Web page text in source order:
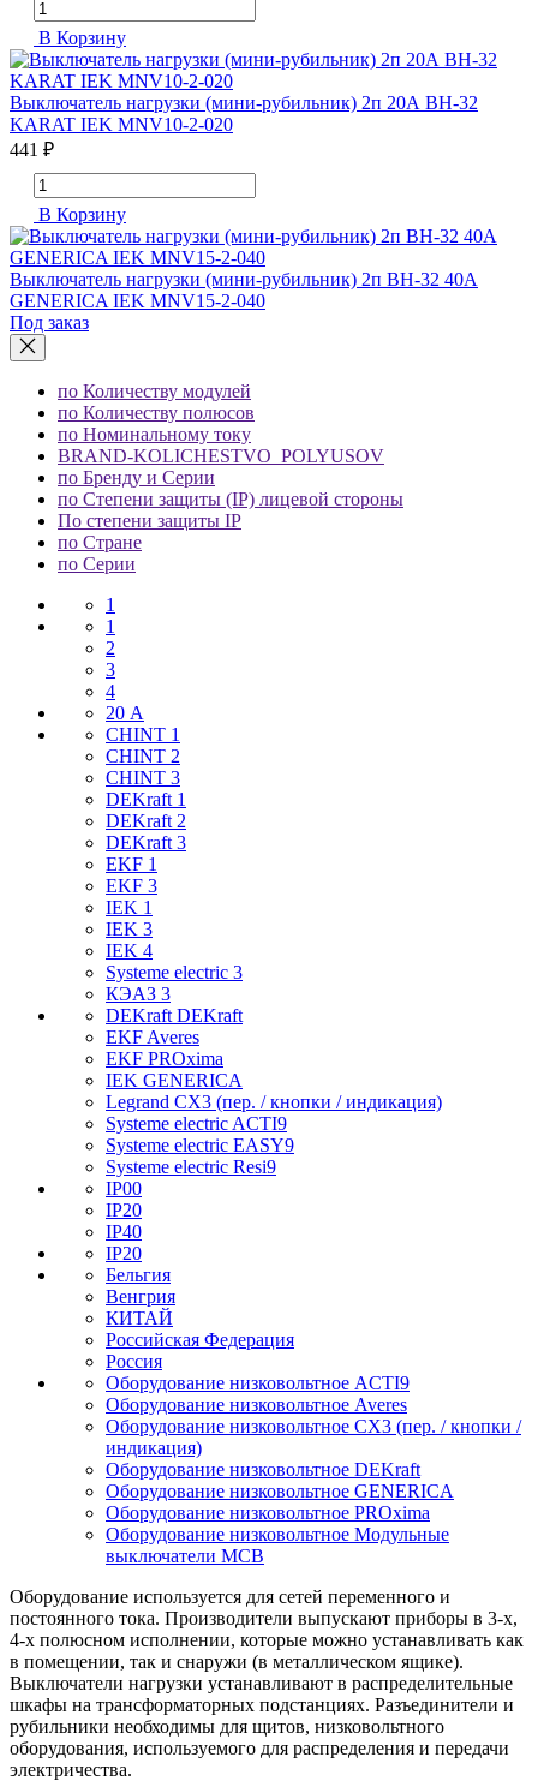
В Корзину
Выключатель нагрузки (мини-рубильник) 2п 20А ВН-32
KARAT IEK MNV10-2-020
441 ₽
В Корзину
Выключатель нагрузки (мини-рубильник) 2п ВН-32 40А
GENERICA IEK MNV15-2-040
Под заказ
по Количеству модулей
по Количеству полюсов
по Номинальному току
BRAND-KOLICHESTVO_POLYUSOV
по Бренду и Серии
по Степени защиты (IP) лицевой стороны
По степени защиты IP
по Стране
по Серии
1
1
2
3
4
20 А
CHINT 1
CHINT 2
CHINT 3
DEKraft 1
DEKraft 2
DEKraft 3
EKF 1
EKF 3
IEK 1
IEK 3
IEK 4
Systeme electric 3
КЭАЗ 3
DEKraft DEKraft
EKF Averes
EKF PROxima
IEK GENERICA
Legrand CX3 (пер. / кнопки / индикация)
Systeme electric ACTI9
Systeme electric EASY9
Systeme electric Resi9
IP00
IP20
IP40
IP20
Бельгия
Венгрия
КИТАЙ
Российская Федерация
Россия
Оборудование низковольтное ACTI9
Оборудование низковольтное Averes
Оборудование низковольтное CX3 (пер. / кнопки /
индикация)
Оборудование низковольтное DEKraft
Оборудование низковольтное GENERICA
Оборудование низковольтное PROxima
Оборудование низковольтное Модульные
выключатели MCB
Оборудование используется для сетей переменного и
постоянного тока. Производители выпускают приборы в 3-х,
4-х полюсном исполнении, которые можно устанавливать как
в помещении, так и снаружи (в металлическом ящике).
Выключатели нагрузки устанавливают в распределительные
шкафы на трансформаторных подстанциях. Разъединители и
рубильники необходимы для щитов, низковольтного
оборудования, используемого для распределения и передачи
электричества.